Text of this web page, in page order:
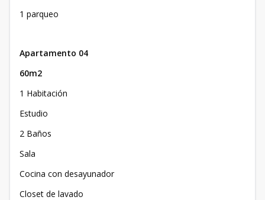
1 parqueo
Apartamento 04
60m2
1 Habitación
Estudio
2 Baños
Sala
Cocina con desayunador
Closet de lavado